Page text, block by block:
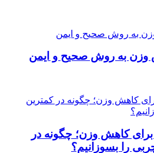
کاهش وزن؛ چگونه در
را بسوزانیم؟